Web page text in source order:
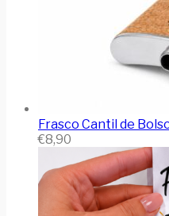
Frasco Cantil de
€8,90